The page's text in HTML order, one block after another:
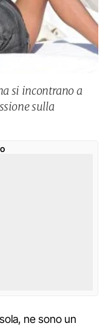
si incontrano a
sulla
ne sono un